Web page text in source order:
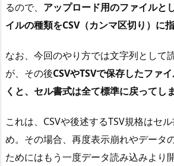
るので、 アップロード用のファイルと
イルの種類をCSV（カンマ区切り）に
なお、今回のやり方では文字列として
が、その後CSVやTSVで保存したファ
くと、セル書式は全て標準に戻ってし
これは、CSVや後述するTSV規格はセ
め。その場合、再度表示崩れやデータ
ためにはもう一度データ読み込みより